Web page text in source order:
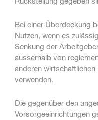
Bei einer Überdeckung
Nutzen, wenn es
Senkung der
ausserhalb von
anderen
verwenden.
Die gegenüber den
Vorsorgeeinrichtungen